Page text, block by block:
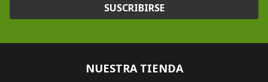
SUSCRIBIRSE
NUESTRA TIENDA